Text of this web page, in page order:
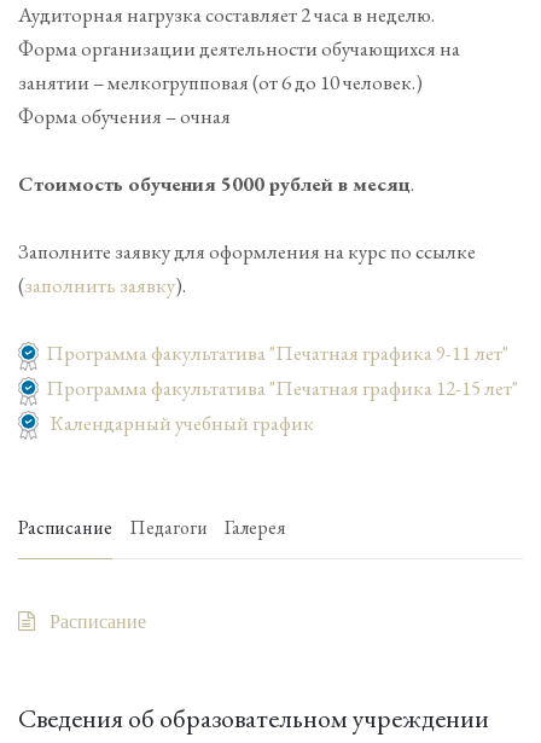
Аудиторная нагрузка составляет 2 часа в неделю.
Форма организации деятельности обучающихся на
занятии – мелкогрупповая (от 6 до 10 человек.)
Форма обучения – очная
Стоимость обучения 5000 рублей в месяц.
Заполните заявку для оформления на курс по ссылке
(заполнить заявку).
Программа факультатива "Печатная графика 9-11 лет"
Программа факультатива "Печатная графика 12-15 лет"
Календарный учебный график
Расписание Педагоги Галерея
Расписание
Сведения об образовательном учреждении